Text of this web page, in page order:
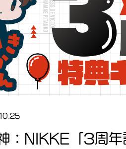
：NIKKE「3周年